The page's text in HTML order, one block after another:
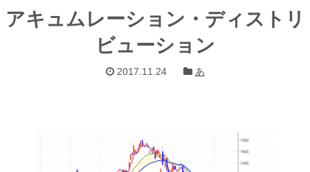
アキュムレーション・ディストリ
ビューション
2017.11.24 あ